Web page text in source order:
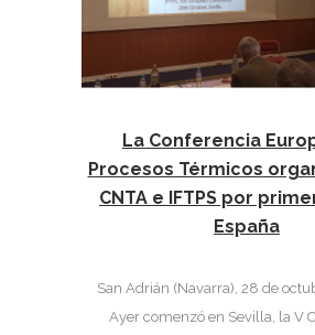
La Conferencia
Procesos Térmicos
CNTA e IFTPS por
España
San Adrián (Navarra), 28 de
Ayer comenzó en Sevilla, la V